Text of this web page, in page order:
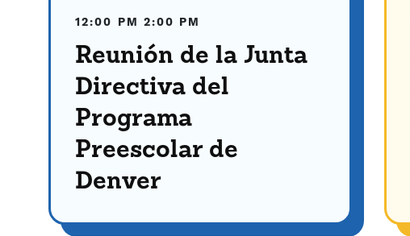
12:00 PM 2:00 PM
Reunión de la Junta
Directiva del
Programa
Preescolar de
Denver